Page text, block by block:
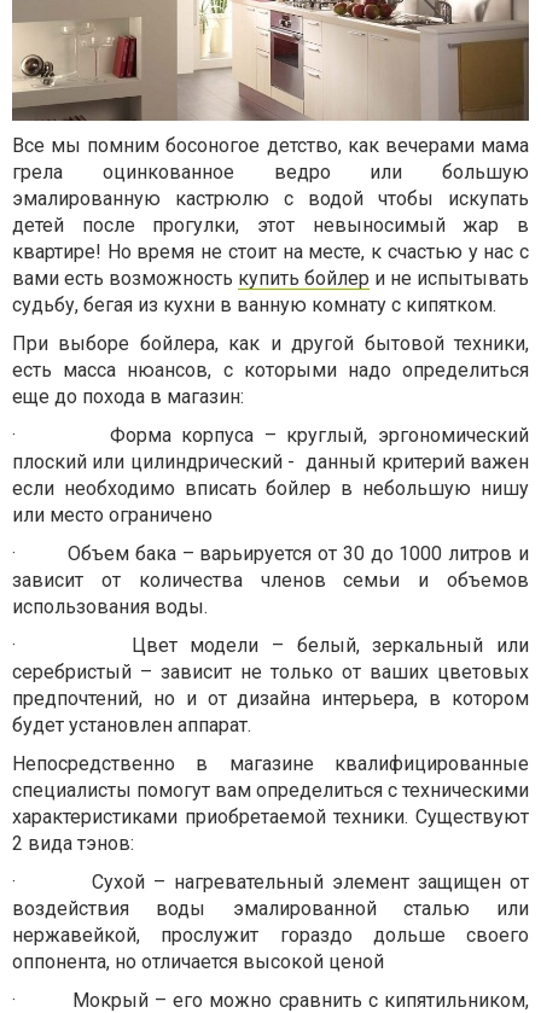
Все мы помним босоногое детство, как вечерами мама
грела оцинкованное ведро или большую
эмалированную кастрюлю с водой чтобы искупать
детей после прогулки, этот невыносимый жар в
квартире! Но время не стоит на месте, к счастью у нас с
вами есть возможность купить бойлер и не испытывать
судьбу, бегая из кухни в ванную комнату с кипятком.
При выборе бойлера, как и другой бытовой техники,
есть масса нюансов, с которыми надо определиться
еще до похода в магазин:
· Форма корпуса – круглый, эргономический
плоский или цилиндрический - данный критерий важен
если необходимо вписать бойлер в небольшую нишу
или место ограничено
· Объем бака – варьируется от 30 до 1000 литров и
зависит от количества членов семьи и объемов
использования воды.
· Цвет модели – белый, зеркальный или
серебристый – зависит не только от ваших цветовых
предпочтений, но и от дизайна интерьера, в котором
будет установлен аппарат.
Непосредственно в магазине квалифицированные
специалисты помогут вам определиться с техническими
характеристиками приобретаемой техники. Существуют
2 вида тэнов:
· Сухой – нагревательный элемент защищен от
воздействия воды эмалированной сталью или
нержавейкой, прослужит гораздо дольше своего
оппонента, но отличается высокой ценой
· Мокрый – его можно сравнить с кипятильником,